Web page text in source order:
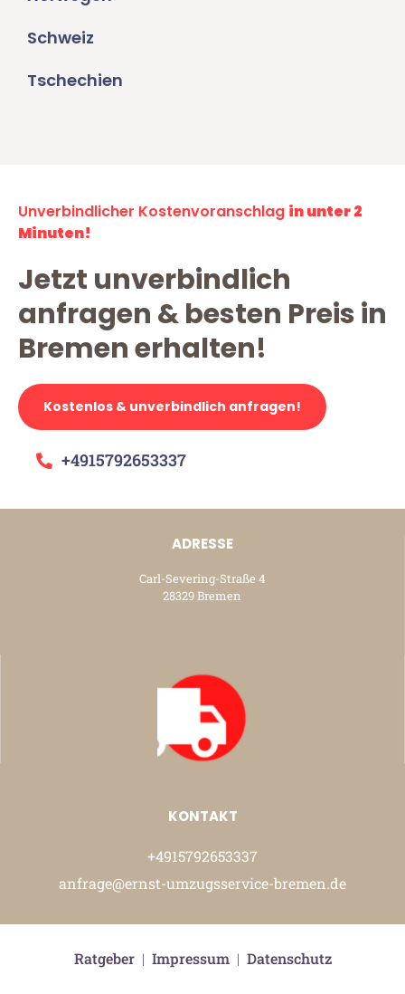
Schweiz
Tschechien
Unverbindlicher Kostenvoranschlag in unter 2
Minuten!
Jetzt unverbindlich
anfragen & besten Preis in
Bremen erhalten!
Kostenlos & unverbindlich anfragen!
+4915792653337
ADRESSE
Carl-Severing-Straße 4
28329 Bremen
KONTAKT
+4915792653337
anfrage@ernst-umzugsservice-bremen.de
Ratgeber| Impressum| Datenschutz